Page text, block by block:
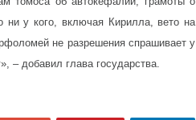
ни у кого, включая Кирилла, вето на
не разрешения спрашивает у
– добавил глава государства.